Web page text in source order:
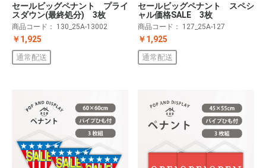
セールビッグペナント プライ
スダウン(最終処分) 3枚
商品コード： 130_25A-13002
￥1,925
通常配送
セールビッグペナント スペシ
ャル価格SALE 3枚
商品コード： 127_25A-127
￥1,925
通常配送